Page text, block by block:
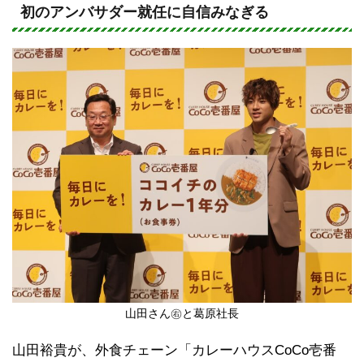
e
c
e
b
o
o
k
初のアンバサダー就任に自信みなぎる
山田さん㊨と葛原社長
山田裕貴が、外食チェーン「カレーハウスCoCo壱番